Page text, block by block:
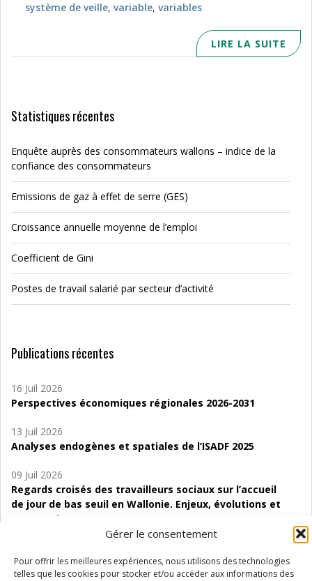
Gérer le consentement
Pour offrir les meilleures expériences, nous utilisons des technologies
telles que les cookies pour stocker et/ou accéder aux informations des
système de veille, variable, variables
LIRE LA SUITE
Statistiques récentes
Enquête auprès des consommateurs wallons – indice de la
confiance des consommateurs
Emissions de gaz à effet de serre (GES)
Croissance annuelle moyenne de l’emploi
Coefficient de Gini
Postes de travail salarié par secteur d’activité
Publications récentes
16 Juil 2026
Perspectives économiques régionales 2026-2031
13 Juil 2026
Analyses endogènes et spatiales de l’ISADF 2025
09 Juil 2026
Regards croisés des travailleurs sociaux sur l’accueil
de jour de bas seuil en Wallonie. Enjeux, évolutions et
perspectives
Étude d’évaluabilité des Structures
d’accompagnement à l’autocréation d’emploi (SAACE)